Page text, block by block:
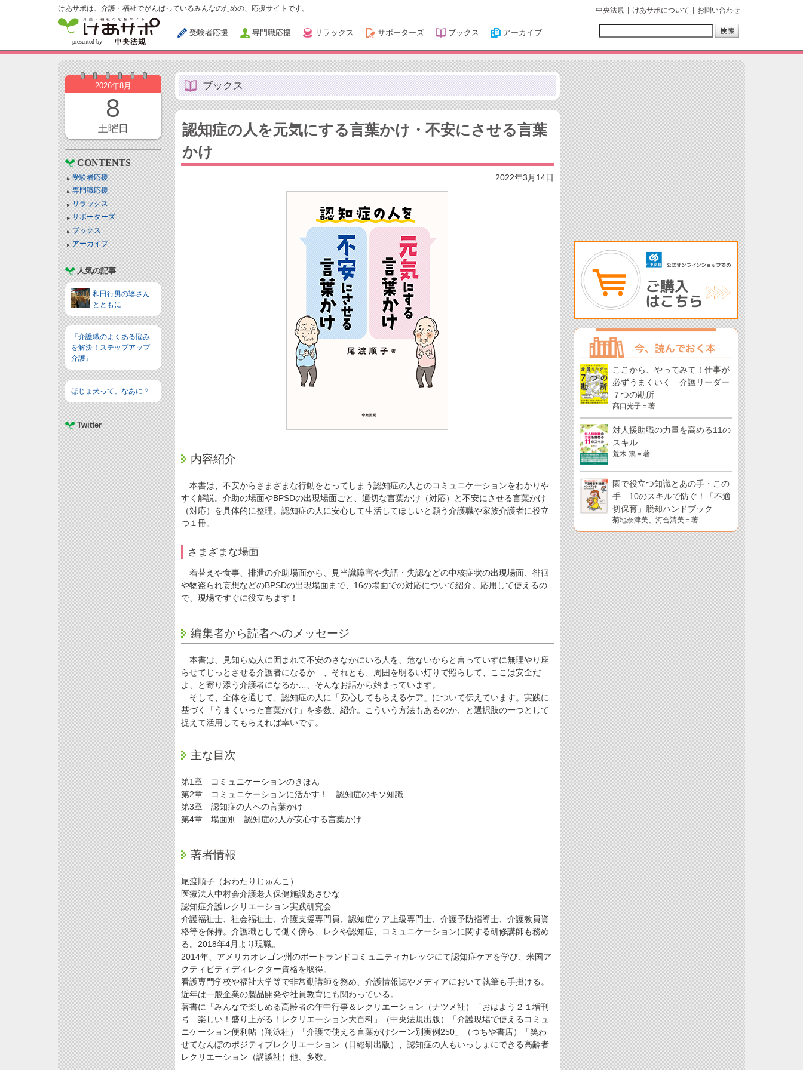
けあサポは、介護・福祉でがんばっているみんなのための、応援サイトです。
受験者応援 専門職応援 リラックス サポーターズ ブックス アーカイブ
中央法規 けあサポについて お問い合わせ
2026年8月
8
土曜日
CONTENTS
受験者応援
専門職応援
リラックス
サポーターズ
ブックス
アーカイブ
人気の記事
和田行男の婆さん
とともに
『介護職のよくある悩み
を解決！ステップアップ
介護』
ほじょ犬って、なあに？
Twitter
ブックス
認知症の人を元気にする言葉かけ・不安にさせる言葉
かけ
2022年3月14日
内容紹介
本書は、不安からさまざまな行動をとってしまう認知症の人とのコミュニケーションをわかりや
すく解説。介助の場面やBPSDの出現場面ごと、適切な言葉かけ（対応）と不安にさせる言葉かけ
（対応）を具体的に整理。認知症の人に安心して生活してほしいと願う介護職や家族介護者に役立
つ１冊。
さまざまな場面
着替えや食事、排泄の介助場面から、見当識障害や失語・失認などの中核症状の出現場面、徘徊
や物盗られ妄想などのBPSDの出現場面まで、16の場面での対応について紹介。応用して使えるの
で、現場ですぐに役立ちます！
編集者から読者へのメッセージ
本書は、見知らぬ人に囲まれて不安のさなかにいる人を、危ないからと言っていすに無理やり座
らせてじっとさせる介護者になるか…、それとも、周囲を明るい灯りで照らして、ここは安全だ
よ、と寄り添う介護者になるか…、そんなお話から始まっています。
そして、全体を通じて、認知症の人に「安心してもらえるケア」について伝えています。実践に
基づく「うまくいった言葉かけ」を多数、紹介。こういう方法もあるのか、と選択肢の一つとして
捉えて活用してもらえれば幸いです。
主な目次
第1章 コミュニケーションのきほん
第2章 コミュニケーションに活かす！ 認知症のキソ知識
第3章 認知症の人への言葉かけ
第4章 場面別 認知症の人が安心する言葉かけ
著者情報
尾渡順子（おわたりじゅんこ）
医療法人中村会介護老人保健施設あさひな
認知症介護レクリエーション実践研究会
介護福祉士、社会福祉士、介護支援専門員、認知症ケア上級専門士、介護予防指導士、介護教員資
格等を保持。介護職として働く傍ら、レクや認知症、コミュニケーションに関する研修講師も務め
る。2018年4月より現職。
2014年、アメリカオレゴン州のポートランドコミュニティカレッジにて認知症ケアを学び、米国ア
クティビティディレクター資格を取得。
看護専門学校や福祉大学等で非常勤講師を務め、介護情報誌やメディアにおいて執筆も手掛ける。
近年は一般企業の製品開発や社員教育にも関わっている。
著書に「みんなで楽しめる高齢者の年中行事＆レクリエーション（ナツメ社）「おはよう２１増刊
号 楽しい！盛り上がる！レクリエーション大百科」（中央法規出版）「介護現場で使えるコミュ
ニケーション便利帖（翔泳社）「介護で使える言葉がけシーン別実例250」（つちや書店）「笑わ
せてなんぼのポジティブレクリエーション（日総研出版）、認知症の人もいっしょにできる高齢者
レクリエーション（講談社）他、多数。
ここから、やってみて！仕事が
必ずうまくいく 介護リーダー
７つの勘所
髙口光子＝著
対人援助職の力量を高める11の
スキル
荒木 篤＝著
園で役立つ知識とあの手・この
手 10のスキルで防ぐ！「不適
切保育」脱却ハンドブック
菊地奈津美、河合清美＝著